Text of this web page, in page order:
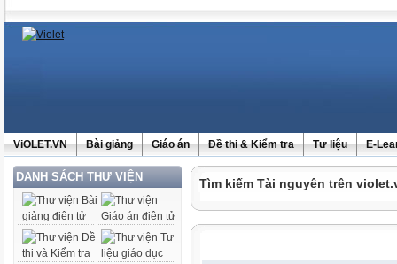
ViOLET.VN Bài giảng Giáo án Đề thi & Kiểm tra Tư liệu E-
DANH SÁCH THƯ VIỆN Tìm kiếm Tài nguyên trên